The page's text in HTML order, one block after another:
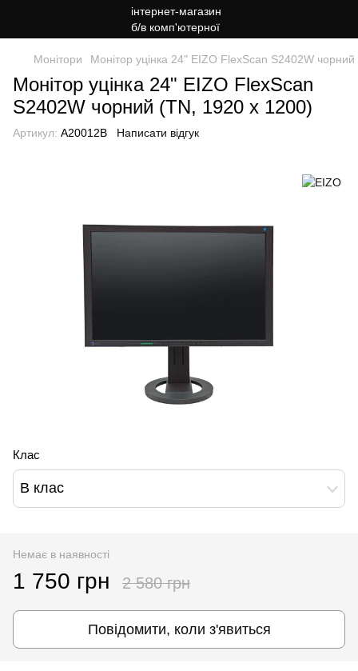
Монітори Монітор уцінка 24" EIZO FlexScan S2402W
Монітор уцінка 24" EIZO FlexScan
S2402W чорний (TN, 1920 x 1200)
Артикул: A20012B Написати відгук
Клас
B клас
Немає в наявності
1 750 грн 2 580 грн
Повідомити, коли з'явиться